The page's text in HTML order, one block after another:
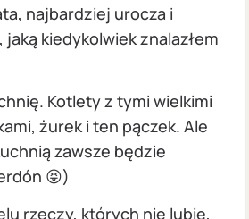
najbardziej urocza i
kiedykolwiek znalazłem
Kotlety z tymi wielkimi
żurek i ten pączek. Ale
zawsze będzie
😝)
rzeczy, których nie lubię,